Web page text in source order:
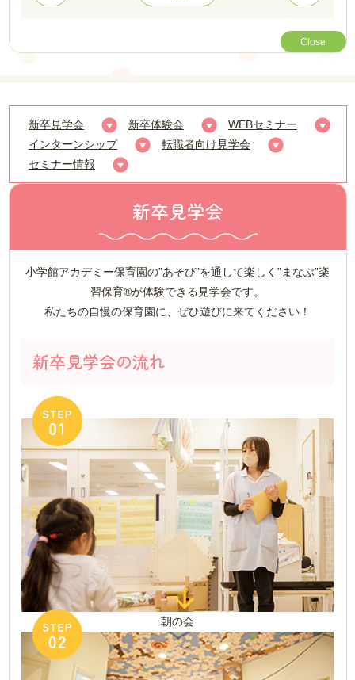
Close
新卒見学会 新卒体験会
WEBセミナー
インターンシップ
転職者向け見学会
セミナー情報
新卒見学会
小学館アカデミー保育園の”あそび”を通して楽しく”まなぶ”楽
習保育®が体験できる見学会です。
私たちの自慢の保育園に、ぜひ遊びに来てください！
新卒見学会の流れ
朝の会